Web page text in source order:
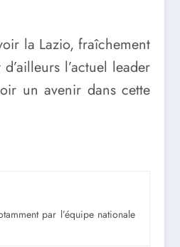
la Lazio, fraîchement
l’actuel leader
un avenir dans cette
par l’équipe nationale